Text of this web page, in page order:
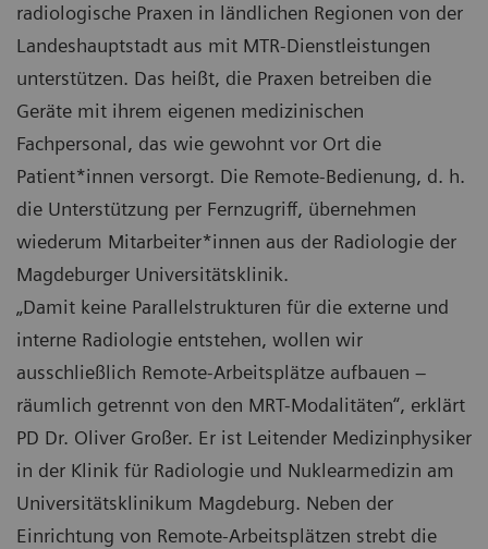
radiologische Praxen in ländlichen Regionen von der
Landeshauptstadt aus mit MTR-Dienstleistungen
unterstützen. Das heißt, die Praxen betreiben die
Geräte mit ihrem eigenen medizinischen
Fachpersonal, das wie gewohnt vor Ort die
Patient*innen versorgt. Die Remote-Bedienung, d. h.
die Unterstützung per Fernzugriff, übernehmen
wiederum Mitarbeiter*innen aus der Radiologie der
Magdeburger Universitätsklinik.
„Damit keine Parallelstrukturen für die externe und
interne Radiologie entstehen, wollen wir
ausschließlich Remote-Arbeitsplätze aufbauen –
räumlich getrennt von den MRT-Modalitäten“, erklärt
PD Dr. Oliver Großer. Er ist Leitender Medizinphysiker
in der Klinik für Radiologie und Nuklearmedizin am
Universitätsklinikum Magdeburg. Neben der
Einrichtung von Remote-Arbeitsplätzen strebt die